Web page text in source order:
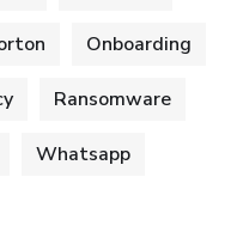
Onboarding
Ransomware
Whatsapp